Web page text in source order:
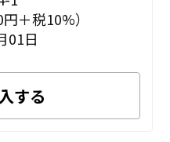
＋税10%）
01日
する